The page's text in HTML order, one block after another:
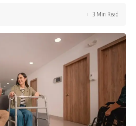
3 Min Read